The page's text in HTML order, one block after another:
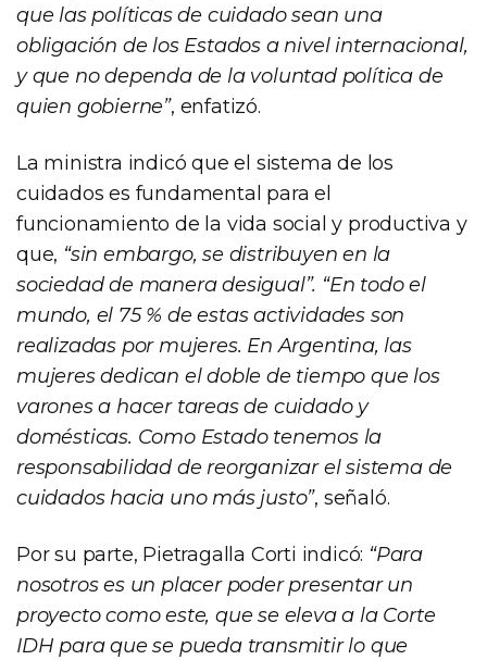
que las políticas de cuidado sean una
obligación de los Estados a nivel internacional,
y que no dependa de la voluntad política de
quien gobierne”, enfatizó.
La ministra indicó que el sistema de los
cuidados es fundamental para el
funcionamiento de la vida social y productiva y
que, “sin embargo, se distribuyen en la
sociedad de manera desigual”. “En todo el
mundo, el 75 % de estas actividades son
realizadas por mujeres. En Argentina, las
mujeres dedican el doble de tiempo que los
varones a hacer tareas de cuidado y
domésticas. Como Estado tenemos la
responsabilidad de reorganizar el sistema de
cuidados hacia uno más justo”, señaló.
Por su parte, Pietragalla Corti indicó: “Para
nosotros es un placer poder presentar un
proyecto como este, que se eleva a la Corte
IDH para que se pueda transmitir lo que